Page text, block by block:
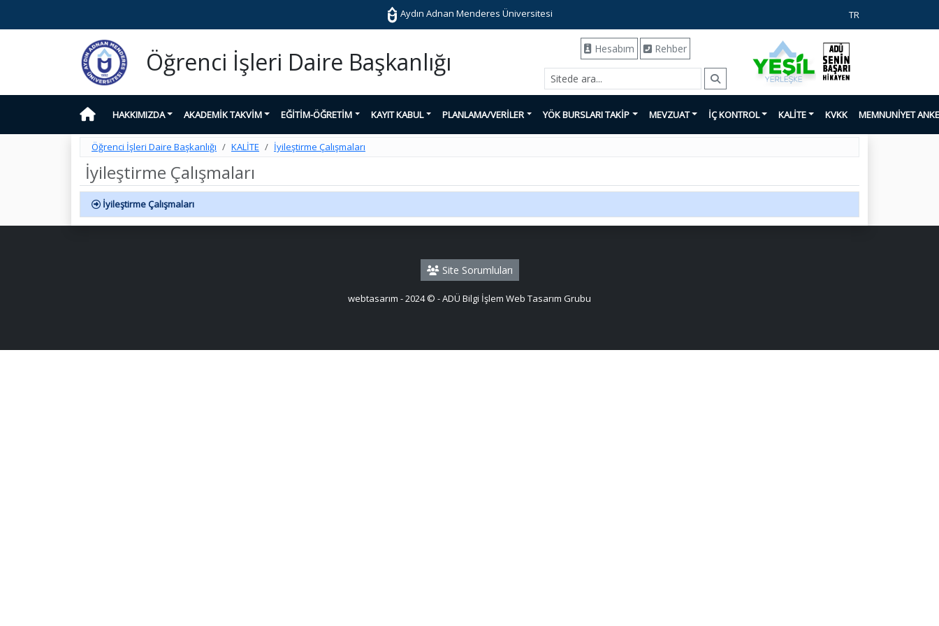
Aydın Adnan Menderes Üniversitesi TR
Öğrenci İşleri Daire Başkanlığı Hesabım Rehber
HAKKIMIZDA AKADEMİK TAKVİM EĞİTİM-ÖĞRETİM KAYIT KABUL PLANLAMA/VERİLER YÖK BURSLARI TAKİP MEVZUAT İÇ KONTROL KALİTE KVKK MEMNUNİYET
Öğrenci İşleri Daire Başkanlığı KALİTE İyileştirme Çalışmaları
İyileştirme Çalışmaları
İyileştirme Çalışmaları
Site Sorumluları
webtasarım - 2024 © - ADÜ Bilgi İşlem Web Tasarım Grubu